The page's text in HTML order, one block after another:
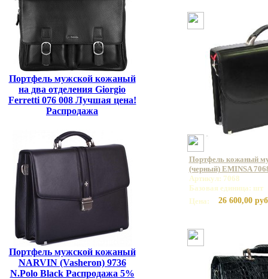
Портфель мужской кожаный
на два отделения Giorgio
Ferretti 076 008 Лучшая цена!
Распродажа
Портфель мужской кожаный
NARVIN (Vasheron) 9736
N.Polo Black Распродажа 5%
Портфель кожаный
(черный) EMINSA
Артикул: 7068
Базовая единица: шт
Цена:
26 600,00